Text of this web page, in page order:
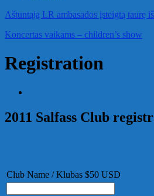
Aštuntąją LR ambasados įsteigtą taurę
Koncertas vaikams – children’s show
Registration
2011 Salfass Club
Club Name / Klubas $50 USD